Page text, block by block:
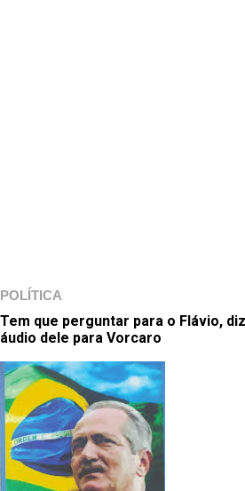
POLÍTICA
Tem que perguntar para o Flávio,
áudio dele para Vorcaro